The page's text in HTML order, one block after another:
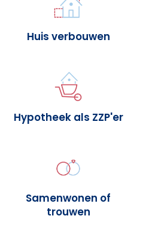
Huis verbouwen
Hypotheek als ZZP'er
Samenwonen of
trouwen